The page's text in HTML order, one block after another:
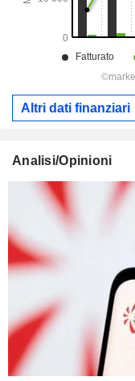
Altri dati finanziari
Analisi/Opinioni